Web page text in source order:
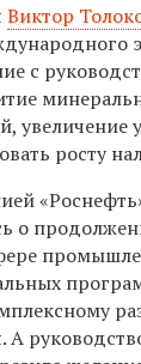
Виктор
с
увеличение
росту
о
А